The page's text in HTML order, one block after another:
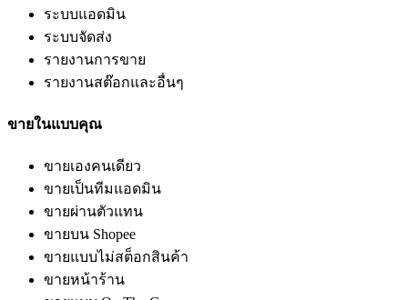
ระบบแอดมิน
ระบบจัดส่ง
รายงานการขาย
รายงานสต๊อกและอื่นๆ
ขายในแบบคุณ
ขายเองคนเดียว
ขายเป็นทีมแอดมิน
ขายผ่านตัวแทน
ขายบน Shopee
ขายแบบไม่สต็อกสินค้า
ขายหน้าร้าน